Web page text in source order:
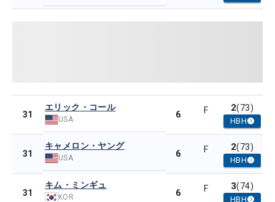
31
エリック・コール
USA 6 F 2(73)
HBH
31
キャメロン・ヤング
USA 6 F 2(73)
HBH
31
キム・ミンギュ
KOR 6 F 3(74)
HBH